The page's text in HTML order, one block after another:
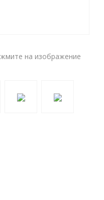
на изображение